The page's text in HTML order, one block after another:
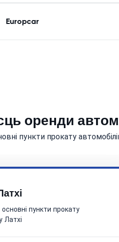
Europcar
оренди
пункти прокату
пункти прокату
Латхі